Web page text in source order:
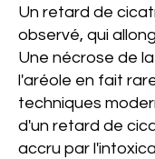
Un retard de
observé, qui
Une nécrose de
l'aréole en fait
techniques
d'un retard de
accru par